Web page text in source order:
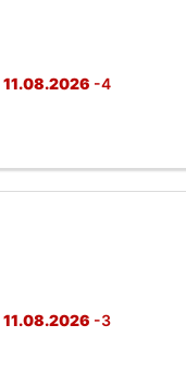
11.08.2026 -4
11.08.2026 -3